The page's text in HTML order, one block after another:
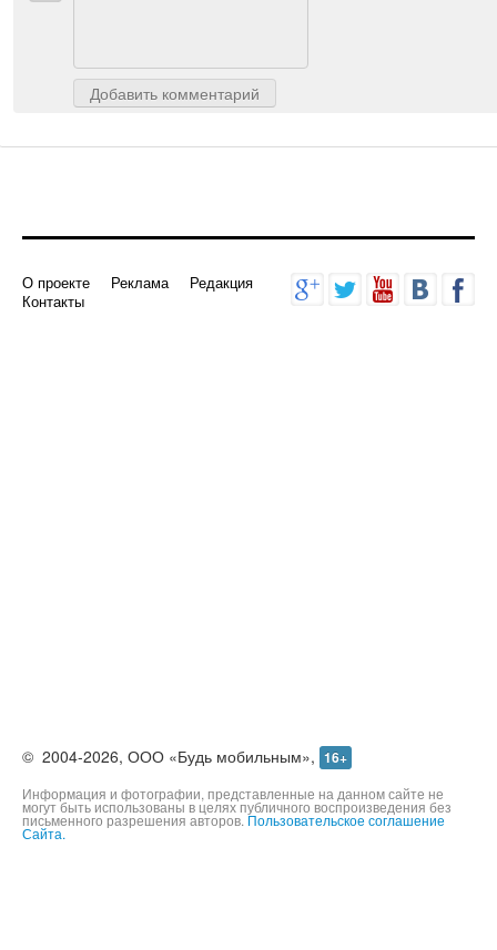
©2004-2026,ООО «Будь мобильным», 16+
Информация и фотографии, представленные на данном сайте не
могут быть использованы в целях публичного воспроизведения без